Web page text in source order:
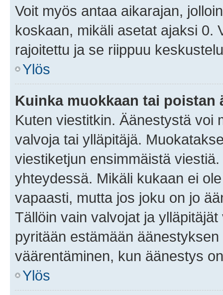
Voit myös antaa aikarajan,
koskaan, mikäli asetat ajaksi 0.
rajoitettu ja se riippuu
Ylös
Kuinka muokkaan tai poistan
Kuten viestitkin. Äänestystä voi
valvoja tai ylläpitäjä.
viestiketjun ensimmäistä
yhteydessä. Mikäli kukaan ei
vapaasti, mutta jos joku on jo
Tällöin vain valvojat ja
pyritään estämään
väärentäminen, kun äänestys
Ylös